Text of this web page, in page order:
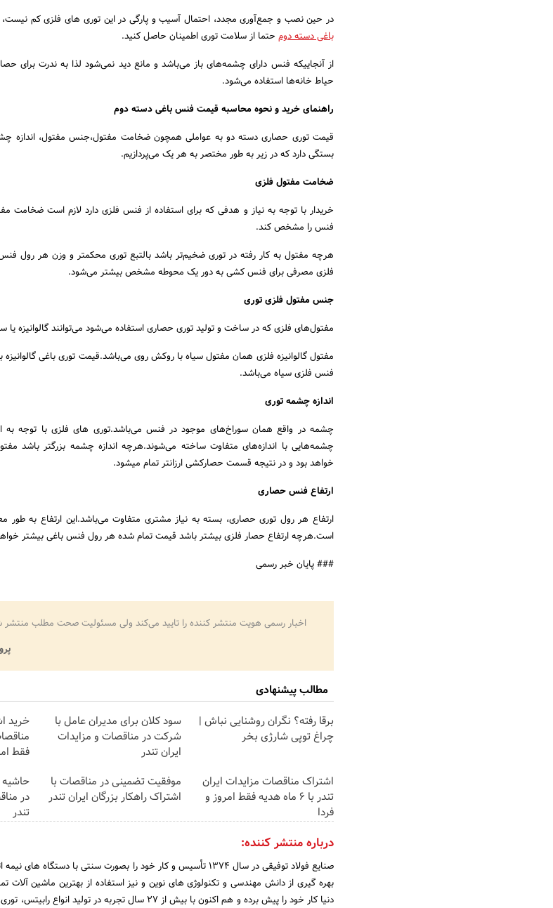
در حین نصب و جمع‌آوری مجدد، احتمال آسیب و پارگی در این توری های فلزی کم نیست،
باغی دسته دوم حتما از سلامت توری اطمینان حاصل کنید.
از آنجاییکه فنس دارای چشمه‌های باز می‌باشد و مانع دید نمی‌شود لذا به ندرت
حیاط خانه‌ها استفاده می‌شود.
راهنمای خرید و نحوه محاسبه قیمت فنس باغی دسته دوم
قیمت توری حصاری دسته دو به عواملی همچون ضخامت مفتول،جنس مفتول، اندازه
بستگی دارد که در زیر به طور مختصر به هر یک می‌پردازیم.
ضخامت مفتول فلزی
خریدار با توجه به نیاز و هدفی که برای استفاده از فنس فلزی دارد لازم است ضخامت
فنس را مشخص کند.
هرچه مفتول به کار رفته در توری ضخیم‌تر باشد با‌لتبع توری محکمتر و وزن هر رول
فلزی مصرفی برای فنس کشی به دور یک محوطه مشخص بیشتر می‌شود.
جنس مفتول فلزی توری
مفتول‌های فلزی که در ساخت و تولید توری حصاری استفاده می‌شود می‌توانند گالوانیزه یا
مفتول گالوانیزه فلزی همان مفتول سیاه با روکش روی می‌باشد.قیمت توری باغی گالوانیزه
فنس فلزی سیاه می‌باشد.
اندازه چشمه توری
چشمه در واقع همان سوراخ‌های موجود در فنس می‌باشد.توری های فلزی با توجه به
چشمه‌هایی با اندازه‌های متفاوت ساخته می‌شوند.هرچه اندازه چشمه بزرگتر باشد
خواهد بود و در نتیجه قسمت حصارکشی ارزانتر تمام میشود.
ارتفاع فنس حصاری
ارتفاع هر رول توری حصاری، بسته به نیاز مشتری متفاوت می‌باشد.این ارتفاع به
است.هرچه ارتفاع حصار فلزی بیشتر باشد قیمت تمام شده هر رول فنس باغی بیشتر
### پایان خبر رسمی
اخبار رسمی هویت منتشر کننده را تایید می‌کند ولی مسئولیت صحت مطلب
مطالب پیشنهادی
برقا رفته؟ نگران روشنایی نباش |
چراغ توپی شارژی بخر
سود کلان برای مدیران عامل با
شرکت در مناقصات و مزایدات
ایران تندر
خرید
فقط
اشتراک مناقصات مزایدات ایران
تندر با 6 ماه هدیه فقط امروز و
فردا
موفقیت تضمینی در مناقصات با
اشتراک راهکار بزرگان ایران تندر
تندر
درباره منتشر کننده:
صنایع فولاد توفیقی در سال 1374 تأسیس و کار خود را بصورت سنتی با
بهره گیری از دانش مهندسی و تکنولوژی های نوین و نیز استفاده از بهترین ماشین آلات
دنیا کار خود را پیش برده و هم اکنون با بیش از 27 سال تجربه در